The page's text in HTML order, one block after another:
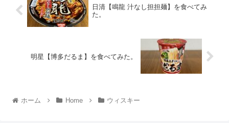
日清【鳴龍 汁なし担担麺】を食べてみ
た。
明星【博多だるま】を食べてみた。
ホーム Home ウィスキー